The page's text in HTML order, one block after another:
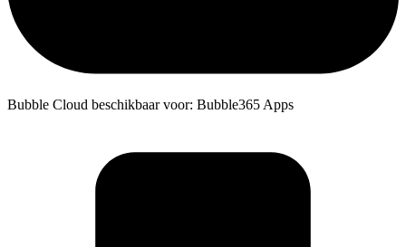
Bubble Cloud beschikbaar voor: Bubble365 Apps